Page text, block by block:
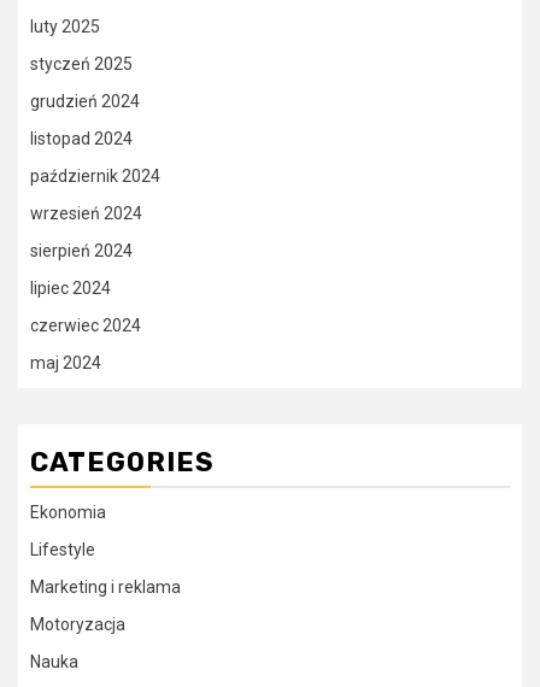
luty 2025
styczeń 2025
grudzień 2024
listopad 2024
październik 2024
wrzesień 2024
sierpień 2024
lipiec 2024
czerwiec 2024
maj 2024
CATEGORIES
Ekonomia
Lifestyle
Marketing i reklama
Motoryzacja
Nauka